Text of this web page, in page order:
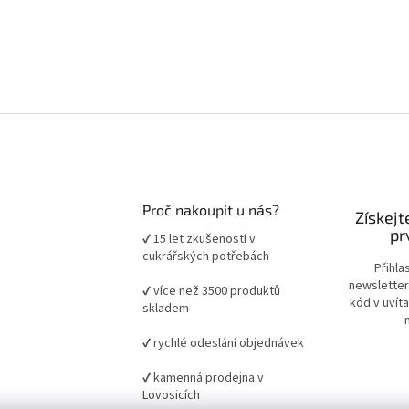
Proč nakoupit u nás?
✔ 15 let zkušeností v
cukrářských potřebách
✔ více než 3500 produktů
skladem
✔ rychlé odeslání objednávek
✔ kamenná prodejna v
Lovosicích
kód v